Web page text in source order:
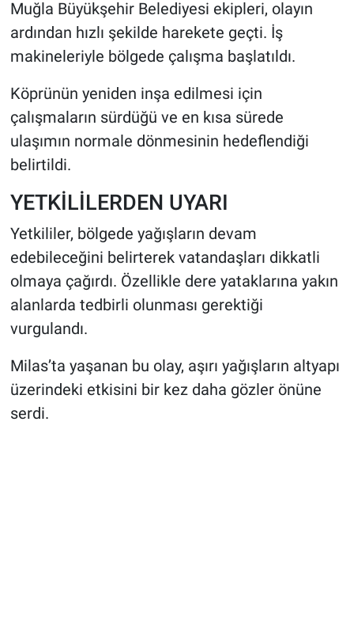
Muğla Büyükşehir Belediyesi ekipleri, olayın
ardından hızlı şekilde harekete geçti. İş
makineleriyle bölgede çalışma başlatıldı.
Köprünün yeniden inşa edilmesi için
çalışmaların sürdüğü ve en kısa sürede
ulaşımın normale dönmesinin hedeflendiği
belirtildi.
YETKİLİLERDEN UYARI
Yetkililer, bölgede yağışların devam
edebileceğini belirterek vatandaşları dikkatli
olmaya çağırdı. Özellikle dere yataklarına yakın
alanlarda tedbirli olunması gerektiği
vurgulandı.
Milas’ta yaşanan bu olay, aşırı yağışların altyapı
üzerindeki etkisini bir kez daha gözler önüne
serdi.